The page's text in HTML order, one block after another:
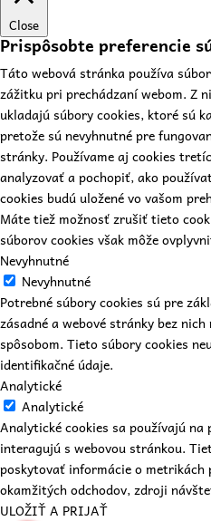
Close
Prispôsobte preferencie
Táto webová stránka používa
zážitku pri prechádzaní webom. Z
ukladajú súbory cookies, ktoré sú
pretože sú nevyhnutné pre
stránky. Používame aj cookies
analyzovať a pochopiť, ako
cookies budú uložené vo vašom
Máte tiež možnosť zrušiť tieto
súborov cookies však môže
Nevyhnutné
Nevyhnutné
Potrebné súbory cookies sú pre
zásadné a webové stránky bez
spôsobom. Tieto súbory cookies
identifikačné údaje.
Analytické
Analytické
Analytické cookies sa používajú
interagujú s webovou stránkou.
poskytovať informácie o metrikách
okamžitých odchodov, zdroji
ULOŽIŤ A PRIJAŤ